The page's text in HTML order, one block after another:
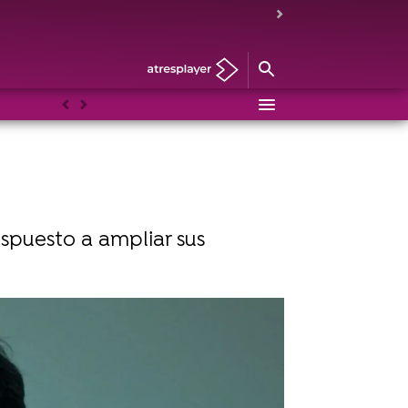
AnteriorSiguiente
a ampliar sus